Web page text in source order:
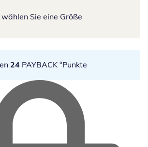
Sie eine Größe
24 PAYBACK °Punkte